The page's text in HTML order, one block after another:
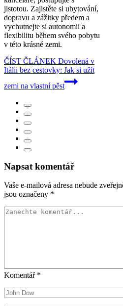
jistotou. Zajistěte si ubytování,
dopravu a zážitky předem a
vychutnejte si autonomii a
flexibilitu během svého pobytu
v této krásné zemi.
ČÍST ČLÁNEK Dovolená v
Itálii bez cestovky: Jak si užít
zemi na vlastní pěst
Napsat komentář
Vaše e-mailová adresa nebude
jsou označeny *
Komentář *